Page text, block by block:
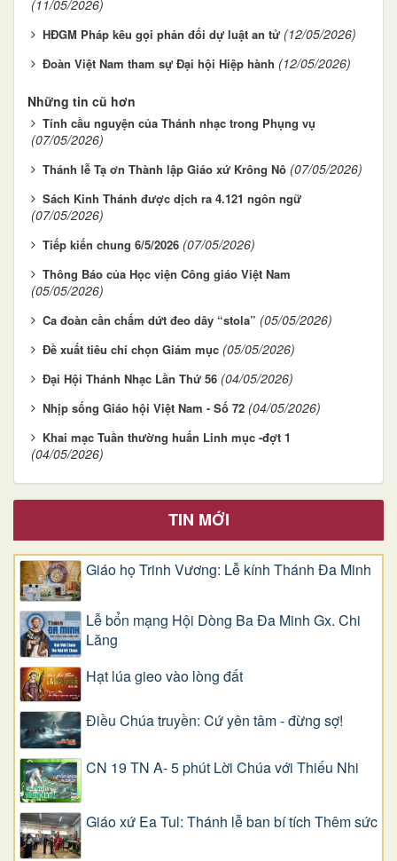
(11/05/2026)
HĐGM Pháp kêu gọi phản đối dự luật an tử (12/05/2026)
Đoàn Việt Nam tham sự Đại hội Hiệp hành (12/05/2026)
Những tin cũ hơn
Tính cầu nguyện của Thánh nhạc trong Phụng vụ
(07/05/2026)
Thánh lễ Tạ ơn Thành lập Giáo xứ Krông Nô (07/05/2026)
Sách Kinh Thánh được dịch ra 4.121 ngôn ngữ
(07/05/2026)
Tiếp kiến chung 6/5/2026 (07/05/2026)
Thông Báo của Học viện Công giáo Việt Nam
(05/05/2026)
Ca đoàn cần chấm dứt đeo dây “stola” (05/05/2026)
Đề xuất tiêu chí chọn Giám mục (05/05/2026)
Đại Hội Thánh Nhạc Lần Thứ 56 (04/05/2026)
Nhịp sống Giáo hội Việt Nam - Số 72 (04/05/2026)
Khai mạc Tuần thường huấn Linh mục -đợt 1
(04/05/2026)
TIN MỚI
Giáo họ Trinh Vương: Lễ kính Thánh Đa Minh
Lễ bổn mạng Hội Dòng Ba Đa Minh Gx. Chi
Lăng
Hạt lúa gieo vào lòng đất
Điều Chúa truyền: Cứ yên tâm - đừng sợ!
CN 19 TN A- 5 phút Lời Chúa với Thiếu Nhi
Giáo xứ Ea Tul: Thánh lễ ban bí tích Thêm sức